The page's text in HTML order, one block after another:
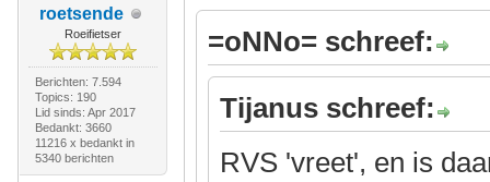
roetsende
Roeifietser
Berichten: 7.594
Topics: 190
Lid sinds: Apr 2017
Bedankt: 3660
11216 x bedankt in
5340 berichten
=oNNo= schreef:
Tijanus schreef:
RVS 'vreet', en is